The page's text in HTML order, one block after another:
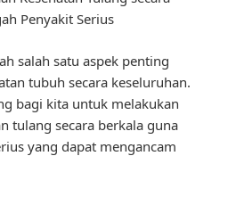
Penyakit Serius
salah satu aspek penting
tubuh secara keseluruhan.
bagi kita untuk melakukan
tulang secara berkala guna
yang dapat mengancam